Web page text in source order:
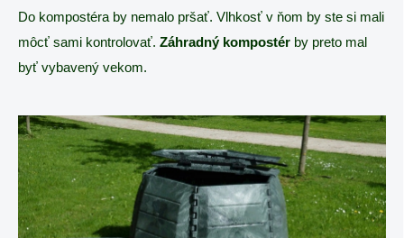
Do kompostéra by nemalo pršať. Vlhkosť v ňom by ste si mali
môcť sami kontrolovať. Záhradný kompostér by preto mal
byť vybavený vekom.